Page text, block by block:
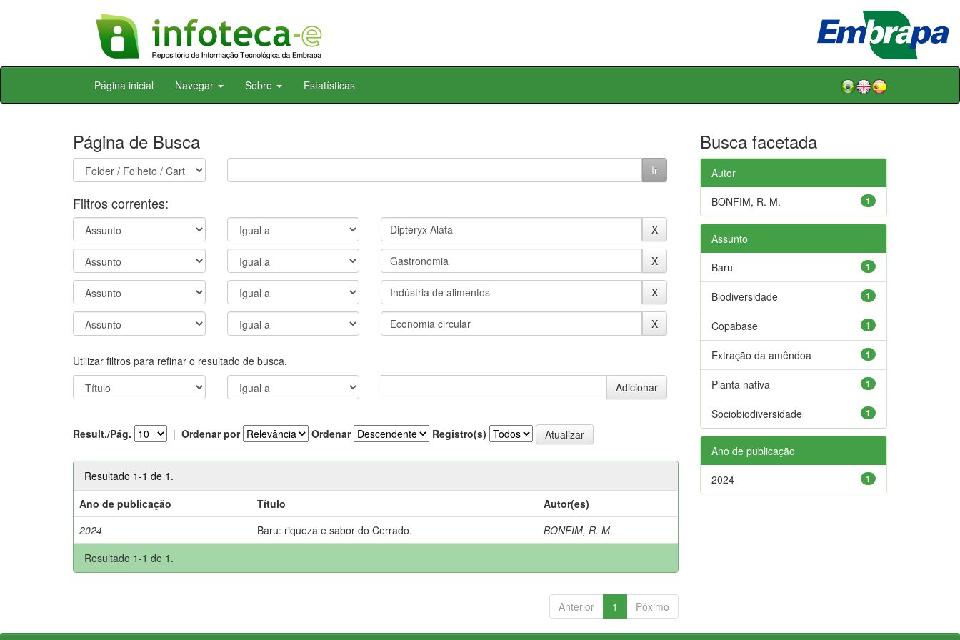
Skip
Página inicial Navegar Sobre Estatísticas
Página de Busca
Filtros correntes:
Utilizar filtros para refinar o resultado de busca.
Result./Pág. | Ordenar por Ordenar Registro(s)
Resultado 1-1 de 1.
Ano de publicação
Título
Autor(es)
2024
Baru: riqueza e sabor do Cerrado.
BONFIM, R. M.
Resultado 1-1 de 1.
Anterior 1 Póximo
Busca facetada
Autor
1
BONFIM, R. M.
Assunto
1
Baru
1
Biodiversidade
1
Copabase
1
Extração da amêndoa
1
Planta nativa
1
Sociobiodiversidade
Ano de publicação
1
2024